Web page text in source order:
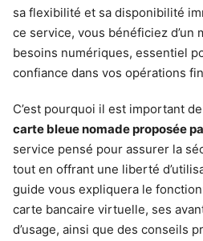
sa flexibilité et sa disponibilité
ce service, vous bénéficiez d’un
besoins numériques, essentiel
confiance dans vos opérations
C’est pourquoi il est important
carte bleue nomade proposée
service pensé pour assurer la
tout en offrant une liberté
guide vous expliquera le
carte bancaire virtuelle, ses
d’usage, ainsi que des conseils